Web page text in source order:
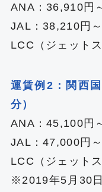
ANA：36,910円
JAL：38,210円～
LCC（ジェット
運賃例2：関西
分）
ANA：45,100円
JAL：47,000円～
LCC（ジェット
※2019年5月30